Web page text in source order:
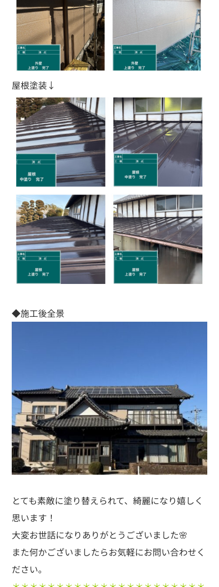
屋根塗装↓
◆施工後全景
とても素敵に塗り替えられて、綺麗になり嬉しく
思います！
大変お世話になりありがとうございました🌸
また何かございましたらお気軽にお問い合わせく
ださい。